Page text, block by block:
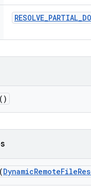
RESOLVE_PARTIAL_
()
(DynamicRemoteFile